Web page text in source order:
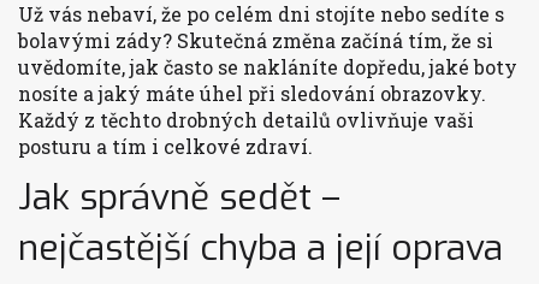
Už vás nebaví, že po celém dni stojíte nebo sedíte s
bolavými zády? Skutečná změna začíná tím, že si
uvědomíte, jak často se nakláníte dopředu, jaké boty
nosíte a jaký máte úhel při sledování obrazovky.
Každý z těchto drobných detailů ovlivňuje vaši
posturu a tím i celkové zdraví.
Jak správně sedět –
nejčastější chyba a její oprava